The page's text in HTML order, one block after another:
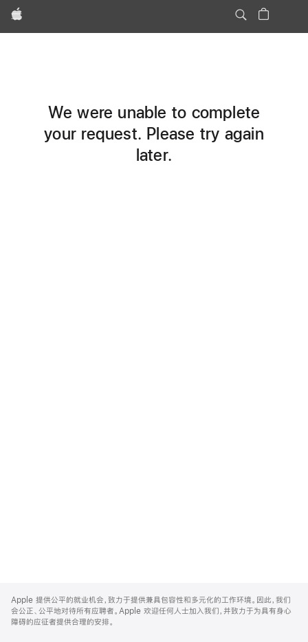
Apple
We were unable to complete
your request. Please try again
later.
Footer
Apple 提供公平的就业机会，致力于提供兼具包容性和多元化的工作环境。因此，我们
会公正、公平地对待所有应聘者。Apple 欢迎任何人士加入我们，并致力于为具有身心
障碍的应征者提供合理的安排。